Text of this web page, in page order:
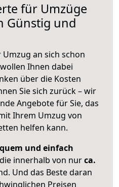
für Umzüge
Günstig und
an sich schon
Ihnen dabei
über die Kosten
Sie sich zurück – wir
Angebote für Sie, das
Ihrem Umzug von
helfen kann.
und einfach
innerhalb von nurca.
Und das Beste daran
Preisen